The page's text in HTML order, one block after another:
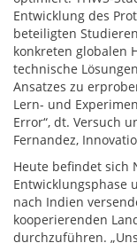
Entwicklung des
beteiligten
konkreten globalen
technische
Ansatzes zu
Lern- und
Error“, dt. Versuch
Fernandez,
Heute befindet sich
Entwicklungsphase
nach Indien
kooperierenden
durchzuführen.